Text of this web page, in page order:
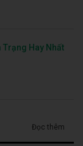
Trạng Hay Nhất
Đọc thêm